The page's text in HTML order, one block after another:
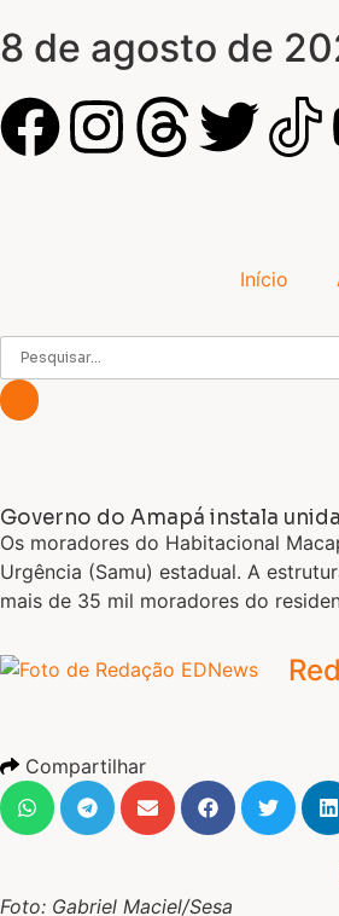
8 de agosto de
Início
Governo do Amapá instala
Os moradores do Habitacional
Urgência (Samu) estadual. A
mais de 35 mil moradores do
Compartilhar
Foto: Gabriel Maciel/Sesa